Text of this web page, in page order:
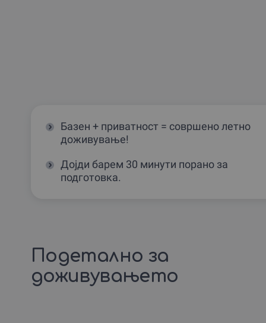
Базен + приватност = совршено летно
доживување!
Дојди барем 30 минути порано за
подготовка.
Подетално за
доживувањето